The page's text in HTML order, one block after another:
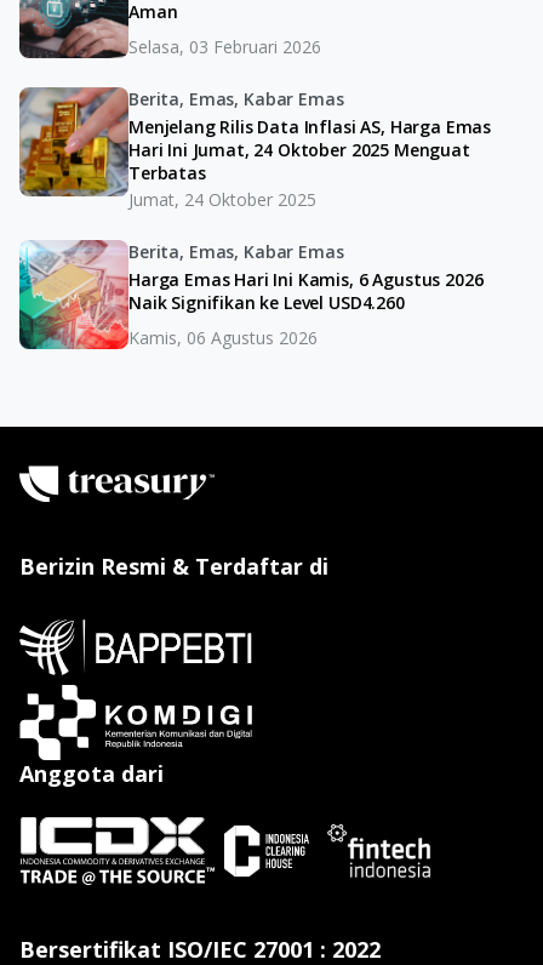
Aman
Selasa, 03 Februari 2026
Berita, Emas, Kabar Emas
Menjelang Rilis Data Inflasi AS, Harga Emas
Hari Ini Jumat, 24 Oktober 2025 Menguat
Terbatas
Jumat, 24 Oktober 2025
Berita, Emas, Kabar Emas
Harga Emas Hari Ini Kamis, 6 Agustus 2026
Naik Signifikan ke Level USD4.260
Kamis, 06 Agustus 2026
Berizin Resmi & Terdaftar di
Anggota dari
Bersertifikat ISO/IEC 27001 : 2022